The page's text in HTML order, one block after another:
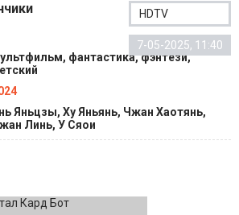
HDTV
7-05-2025, 11:40
фантастика, фэнтези,
Яньцзы, Ху Яньянь, Чжан Хаотянь,
Линь, У Сяои